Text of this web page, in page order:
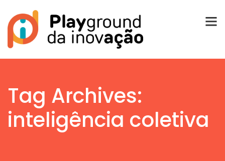
Tag Archives:
inteligência coletiva